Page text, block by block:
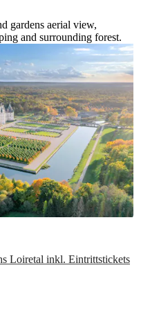
gardens aerial view,
and surrounding forest.
Loiretal inkl. Eintrittstickets